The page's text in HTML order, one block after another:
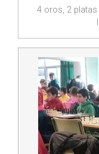
4 oros, 2